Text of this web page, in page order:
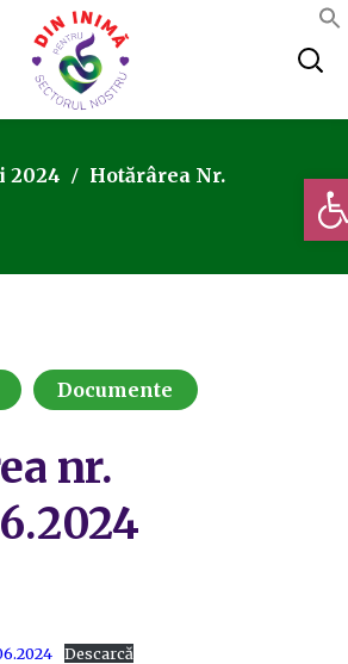
2024
Hotărârea Nr.
Documente
nr.
Descarcă